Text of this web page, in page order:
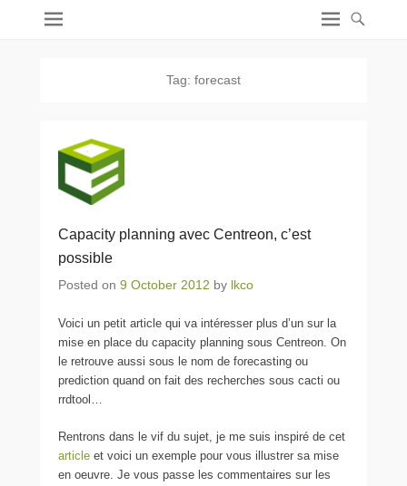
Tag: forecast
Capacity planning avec Centreon, c’est
possible
Posted on 9 October 2012 by lkco
Voici un petit article qui va intéresser plus d’un sur la
mise en place du capacity planning sous Centreon. On
le retrouve aussi sous le nom de forecasting ou
prediction quand on fait des recherches sous cacti ou
rrdtool…
Rentrons dans le vif du sujet, je me suis inspiré de cet
article et voici un exemple pour vous illustrer sa mise
en oeuvre. Je vous passe les commentaires sur les